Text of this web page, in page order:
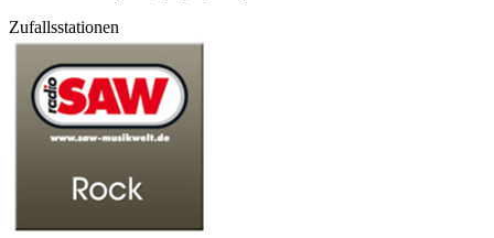
Zufallsstationen